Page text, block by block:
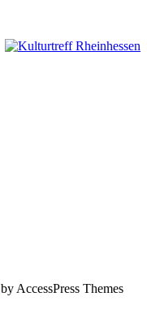
by AccessPress Themes